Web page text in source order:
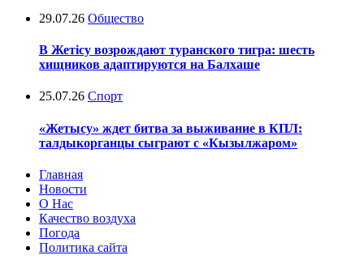
29.07.26 Общество
В Жетісу возрождают туранского тигра: шесть
хищников адаптируются на Балхаше
25.07.26 Спорт
«Жетысу» ждет битва за выживание в КПЛ:
талдыкорганцы сыграют с «Кызылжаром»
Главная
Новости
О Нас
Качество воздуха
Погода
Политика сайта